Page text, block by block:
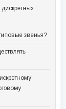
звенья?